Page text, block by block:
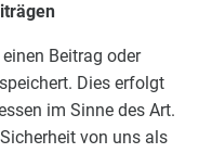
Beitrag oder
Dies erfolgt
im Sinne des Art.
von uns als